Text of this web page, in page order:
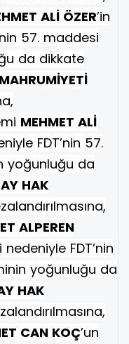
ALİ ÖZER’in
57. maddesi
da dikkate
MEHMET ALİ
FDT’nin 57.
yoğunluğu da
HAK
ALPEREN
FDT’nin
yoğunluğu da
HAK
CAN KOÇ’un